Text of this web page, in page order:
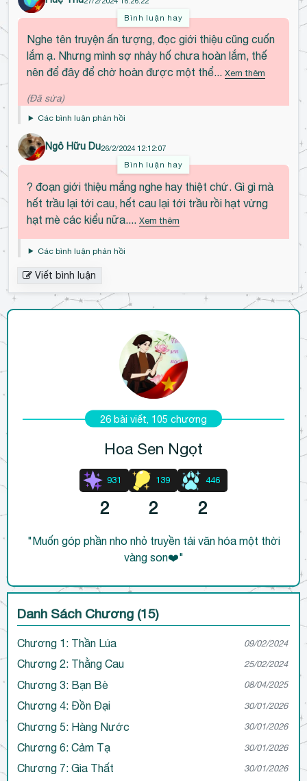
nhắn:Uống tăng lực roài gõ phím như thần ra
chương đều nhe tác giả ơi!!!!!
2024-03-01 07:58:53
Hoài Uyên
đã tặng Hoa hướng dương
Không Hạt kèm lời nhắn:Không có cau giầu,
truyện nha tác giả <3
u
u
ậ
n
b
ì
n
n
Bình luận hay
Nghe tên truyện ấn tượng, đọc giới thiệu cũng cuốn
lắm ạ. Nhưng mình sợ nhảy hố chưa hoàn lắm, thế
nên để đây để chờ hoàn được một thể... Xem thêm
(Đã sửa)
Các bình luận phản hồi
ầ
u
b
ì
n
Ngô Hữu Du26/2/2024 12:12:07
Bình luận hay
? đoạn giới thiệu mắng nghe hay thiệt chứ. Gì gì mà
hết trầu lại tới cau, hết cau lại tới trầu rồi hạt vừng
hạt mè các kiểu nữa....
Xem thêm
Các bình luận phản hồi
Viết bình luận
26 bài viết, 105 chương
Hoa Sen Ngọt
931
2
139
2
446
2
"Muốn góp phần nho nhỏ truyền tải văn hóa một thời
vàng son❤️"
Danh Sách Chương (15)
Chương 1: Thần Lúa 09/02/2024
Chương 2: Thằng Cau 25/02/2024
Chương 3: Bạn Bè 08/04/2025
Chương 4: Đồn Đại 30/01/2026
Chương 5: Hàng Nước 30/01/2026
Chương 6: Cảm Tạ 30/01/2026
Chương 7: Gia Thất 30/01/2026